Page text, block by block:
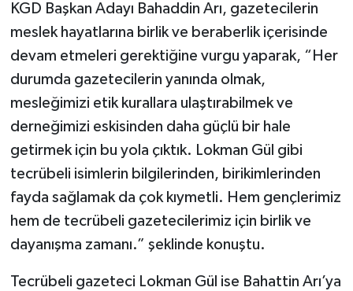
KGD Başkan Adayı Bahaddin Arı, gazetecilerin
meslek hayatlarına birlik ve beraberlik içerisinde
devam etmeleri gerektiğine vurgu yaparak, “Her
durumda gazetecilerin yanında olmak,
mesleğimizi etik kurallara ulaştırabilmek ve
derneğimizi eskisinden daha güçlü bir hale
getirmek için bu yola çıktık. Lokman Gül gibi
tecrübeli isimlerin bilgilerinden, birikimlerinden
fayda sağlamak da çok kıymetli. Hem gençlerimiz
hem de tecrübeli gazetecilerimiz için birlik ve
dayanışma zamanı.” şeklinde konuştu.
Tecrübeli gazeteci Lokman Gül ise Bahattin Arı’ya
SİYASET
Spor
Ulusal
Yaşam